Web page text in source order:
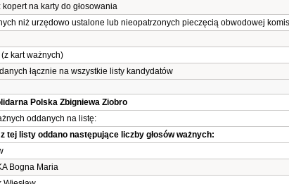
na karty do głosowania
niż urzędowo ustalone lub nieopatrzonych pieczęcią obwodowej
kart ważnych)
łącznie na wszystkie listy kandydatów
Polska Zbigniewa Ziobro
oddanych na listę:
tej listy oddano następujące liczby głosów ważnych:
Bogna Maria